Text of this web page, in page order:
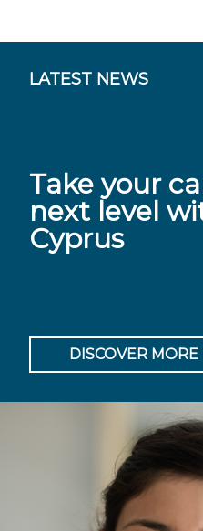
LATEST NEWS
Take your
next level
Cyprus
DISCOVER MORE